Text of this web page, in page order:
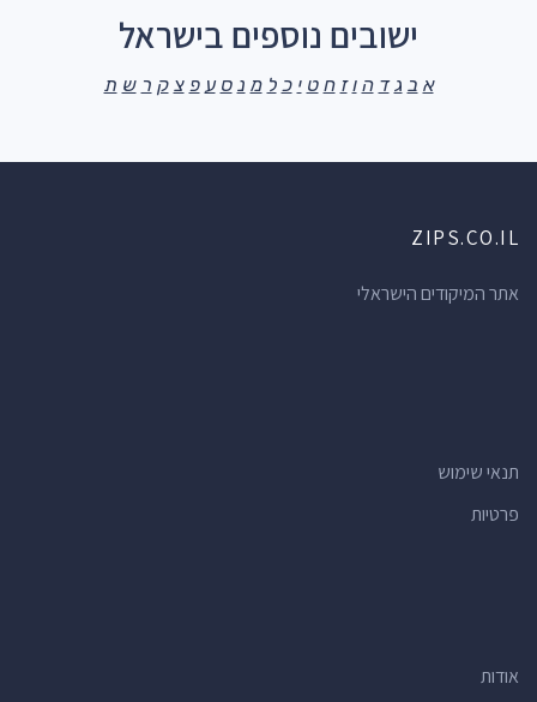
ישובים נוספים בישראל
א ב ג ד ה ו ז ח ט י כ ל מ נ ס ע פ צ ק ר ש ת
ZIPS.CO.IL
אתר המיקודים הישראלי
תנאי שימוש
פרטיות
אודות